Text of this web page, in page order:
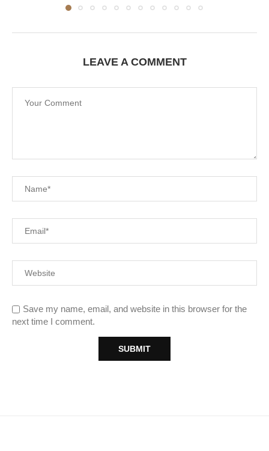
LEAVE A COMMENT
Save my name, email, and website in this browser for the
next time I comment.